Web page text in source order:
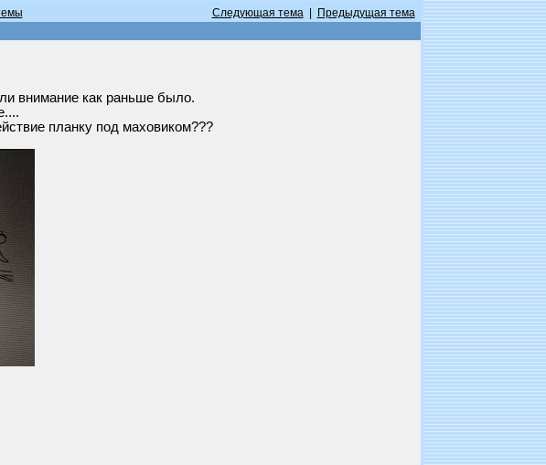
Следующая тема|
Предыдущая тема
внимание как раньше было.
планку под маховиком???